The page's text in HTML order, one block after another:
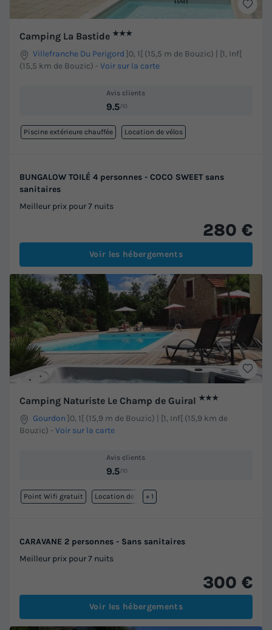
Camping La Bastide ★★★
Villefranche Du Perigord ]0, 1[ (15,5 m de Bouzic) | [1, Inf[
(15,5 km de Bouzic) - Voir sur la carte
Avis clients
9.5/10
Piscine extérieure chauffée Location de vélos
BUNGALOW TOILÉ 4 personnes - COCO SWEET sans
sanitaires
Meilleur prix pour 7 nuits
280 €
Voir les hébergements
Camping Naturiste Le Champ de Guiral ★★★
Gourdon ]0, 1[ (15,9 m de Bouzic) | [1, Inf[ (15,9 km de
Bouzic) - Voir sur la carte
Avis clients
9.5/10
Point Wifi gratuit Location de vélos
+ 1
CARAVANE 2 personnes - Sans sanitaires
Meilleur prix pour 7 nuits
300 €
Voir les hébergements